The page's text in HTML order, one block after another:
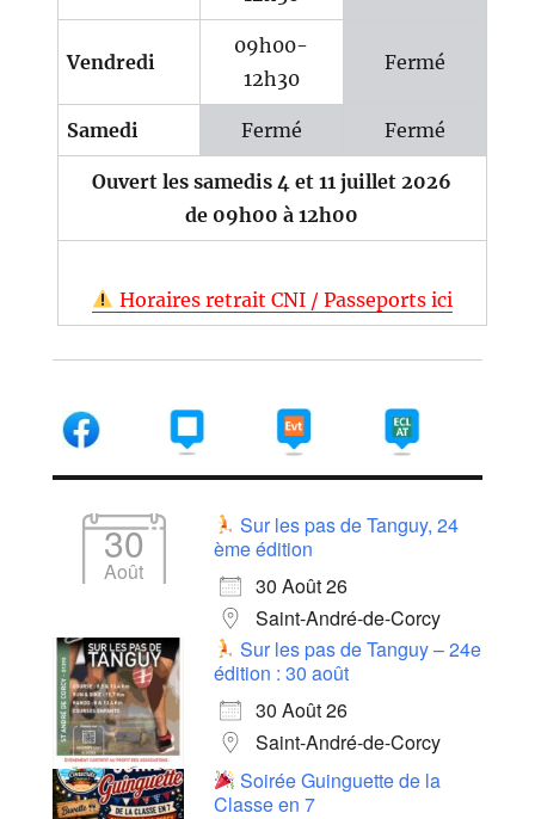
Vendredi
09h00-
12h30
Fermé
Samedi Fermé Fermé
Ouvert les samedis 4 et 11 juillet 2026
de 09h00 à 12h00
Horaires retrait CNI / Passeports ici
30
Août
Sur les pas de Tanguy, 24
ème édition
30 Août 26
Saint-André-de-Corcy
Sur les pas de Tanguy – 24e
édition : 30 août
30 Août 26
Saint-André-de-Corcy
Soirée Guinguette de la
Classe en 7